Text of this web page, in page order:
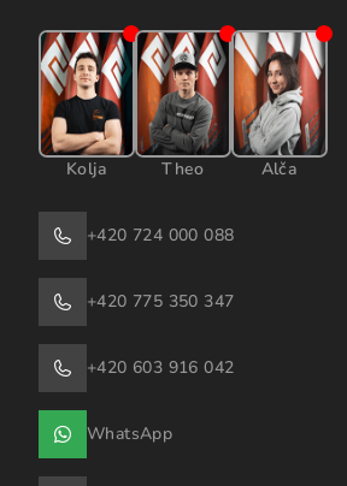
Kolja Theo Alča
+420 724 000 088
+420 775 350 347
+420 603 916 042
WhatsApp